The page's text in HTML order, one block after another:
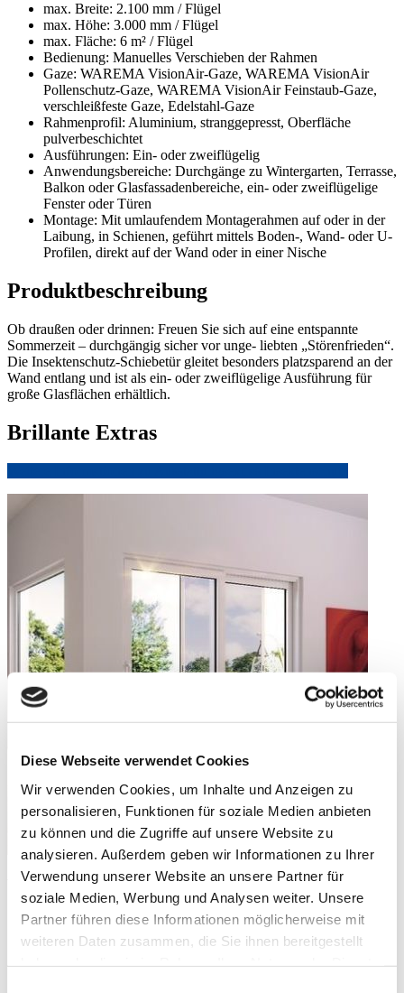
Diese Webseite verwendet Cookies
Wir verwenden Cookies, um Inhalte und Anzeigen zu
personalisieren, Funktionen für soziale Medien anbieten
zu können und die Zugriffe auf unsere Website zu
analysieren. Außerdem geben wir Informationen zu Ihrer
Verwendung unserer Website an unsere Partner für
soziale Medien, Werbung und Analysen weiter. Unsere
Partner führen diese Informationen möglicherweise mit
weiteren Daten zusammen, die Sie ihnen bereitgestellt
max. Breite: 2.100 mm / Flügel
max. Höhe: 3.000 mm / Flügel
max. Fläche: 6 m² / Flügel
Bedienung: Manuelles Verschieben der Rahmen
Gaze: WAREMA VisionAir-Gaze, WAREMA VisionAir
Pollenschutz-Gaze, WAREMA VisionAir Feinstaub-Gaze,
verschleißfeste Gaze, Edelstahl-Gaze
Rahmenprofil: Aluminium, stranggepresst, Oberfläche
pulverbeschichtet
Ausführungen: Ein- oder zweiflügelig
Anwendungsbereiche: Durchgänge zu Wintergarten, Terrasse,
Balkon oder Glasfassadenbereiche, ein- oder zweiflügelige
Fenster oder Türen
Montage: Mit umlaufendem Montagerahmen auf oder in der
Laibung, in Schienen, geführt mittels Boden-, Wand- oder U-
Profilen, direkt auf der Wand oder in einer Nische
Produktbeschreibung
Ob draußen oder drinnen: Freuen Sie sich auf eine entspannte
Sommerzeit – durchgängig sicher vor unge- liebten „Störenfrieden“.
Die Insektenschutz-Schiebetür gleitet besonders platzsparend an der
Wand entlang und ist als ein- oder zweiflügelige Ausführung für
große Glasflächen erhältlich.
Brillante Extras
Weitere Bilder